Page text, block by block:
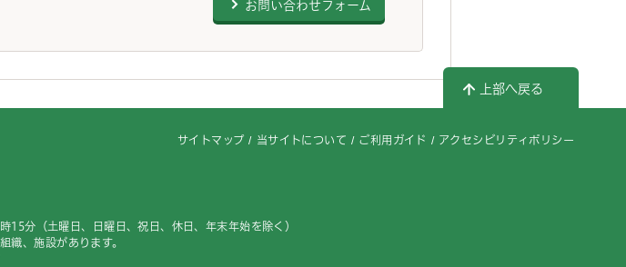
お問い合わせフォーム
上部へ戻る
サイトマップ 当サイトについて ご利用ガイド アクセシビリティポリシー
15分（土曜日、日曜日、祝日、休日、年末年始を除く）
織、施設があります。